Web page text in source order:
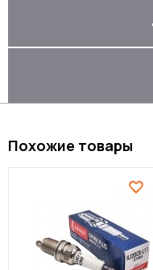
Похожие товары